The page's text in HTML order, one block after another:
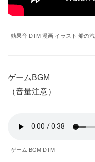
効果音 DTM 漫画 イラスト 船の
ゲームBGM
（音量注意）
ゲーム BGM DTM